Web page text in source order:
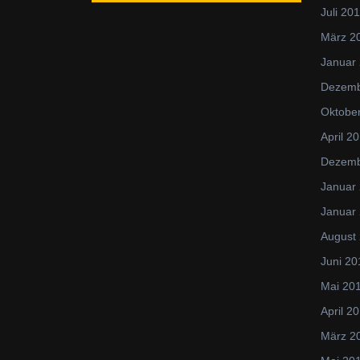
Juli
März
Januar
April
Januar
Januar
August
Juni
Mai
April
März